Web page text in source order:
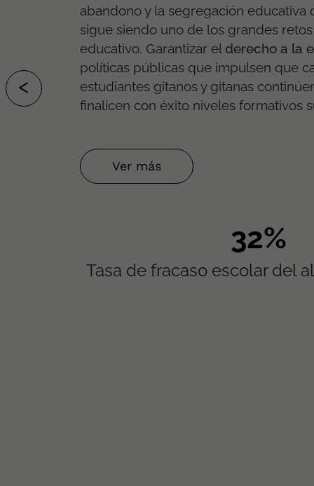
abandono y la segregación educativa
sigue siendo uno de los grandes
educativo. Garantizar el derecho a la
políticas públicas que impulsen que
estudiantes gitanos y gitanas
finalicen con éxito niveles formativos
Ver más
63%
Tasa de fracaso escolar del
<ANTERIOR